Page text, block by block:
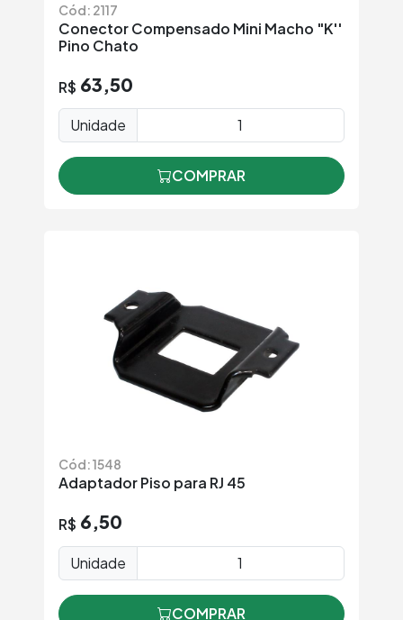
Cód: 2117
Conector Compensado Mini Macho "K''
Pino Chato
R$ 63,50
Unidade
COMPRAR
Cód: 1548
Adaptador Piso para RJ 45
R$ 6,50
Unidade
COMPRAR